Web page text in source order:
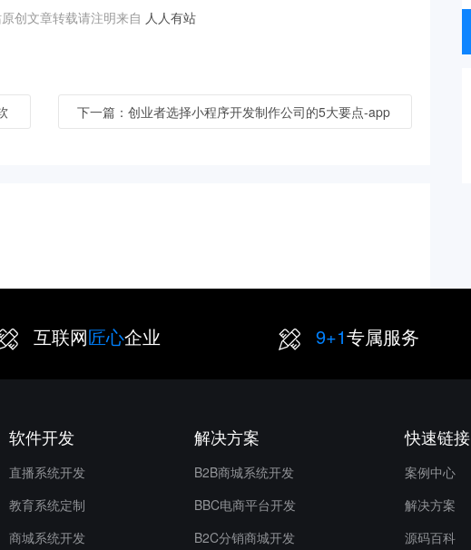
创文章转载请注明来自 人人有站
下一篇：创业者选择小程序开发制作公司的5大要点-app
互联网匠心企业 9+1专属服务
软件开发
直播系统开发
教育系统定制
商城系统开发
解决方案
B2B商城系统开发
BBC电商平台开发
B2C分销商城开发
快速链接
案例中心
解决方案
源码百科